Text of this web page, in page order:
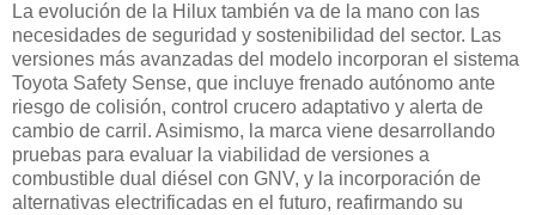
La evolución de la Hilux también va de la mano con las
necesidades de seguridad y sostenibilidad del sector. Las
versiones más avanzadas del modelo incorporan el sistema
Toyota Safety Sense, que incluye frenado autónomo ante
riesgo de colisión, control crucero adaptativo y alerta de
cambio de carril. Asimismo, la marca viene desarrollando
pruebas para evaluar la viabilidad de versiones a
combustible dual diésel con GNV, y la incorporación de
alternativas electrificadas en el futuro, reafirmando su